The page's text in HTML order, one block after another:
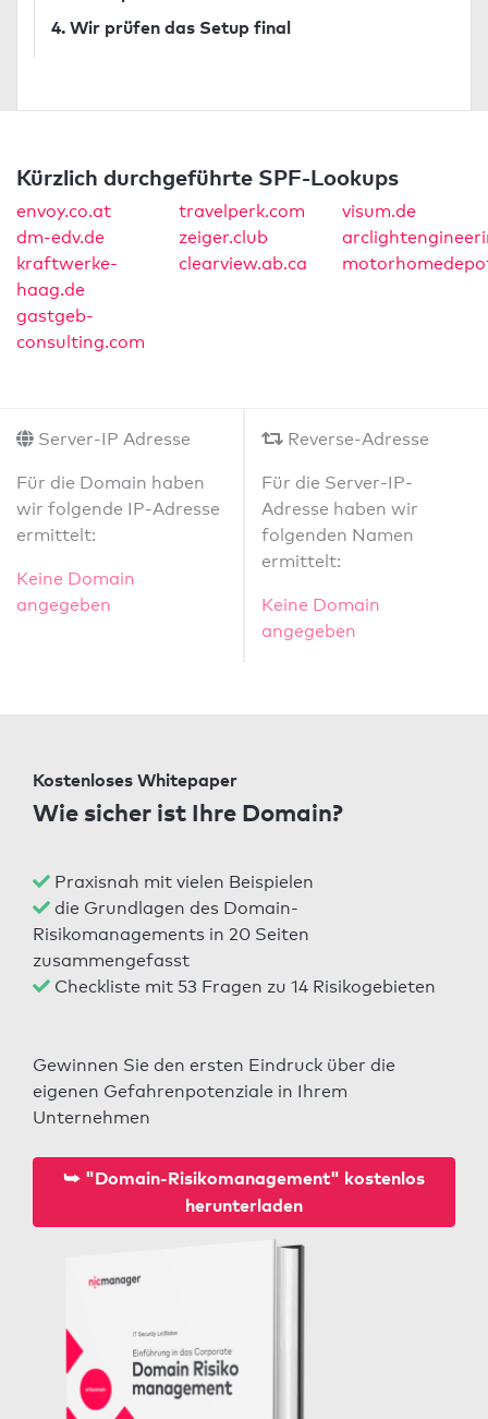
4. Wir prüfen das Setup final
Kürzlich durchgeführte SPF-Lookups
envoy.co.at travelperk.com
visum.de
dm-edv.de
zeiger.club
kraftwerke-
haag.de
clearview.ab.ca
gastgeb-
consulting.com
Server-IP Adresse
Für die Domain haben
wir folgende IP-Adresse
ermittelt:
Keine Domain
angegeben
Reverse-Adresse
Für die Server-IP-
Adresse haben wir
folgenden Namen
ermittelt:
Keine Domain
angegeben
Kostenloses Whitepaper
Wie sicher ist Ihre Domain?
Praxisnah mit vielen Beispielen
die Grundlagen des Domain-
Risikomanagements in 20 Seiten
zusammengefasst
Checkliste mit 53 Fragen zu 14 Risikogebieten
Gewinnen Sie den ersten Eindruck über die
eigenen Gefahrenpotenziale in Ihrem
Unternehmen
⮩ "Domain-Risikomanagement" kostenlos
herunterladen